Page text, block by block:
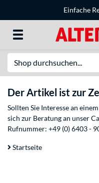
Einfache
Der Artikel ist zur
Sollten Sie Interesse an
sich zur Beratung an unser
Rufnummer: +49 (0) 6403 -
Startseite